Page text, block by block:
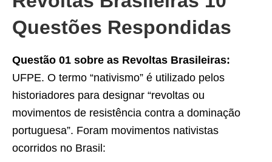
Questões Respondidas
Questão 01 sobre as Revoltas Brasileiras:
UFPE. O termo “nativismo” é utilizado pelos
historiadores para designar “revoltas ou
movimentos de resistência contra a dominação
portuguesa”. Foram movimentos nativistas
ocorridos no Brasil: